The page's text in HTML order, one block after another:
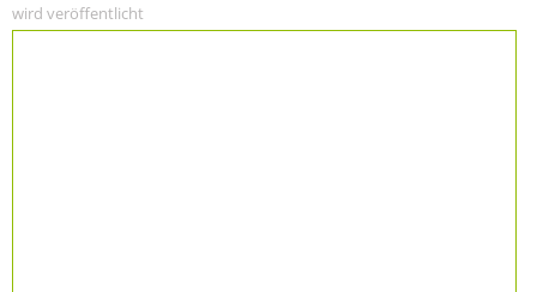
wird veröffentlicht